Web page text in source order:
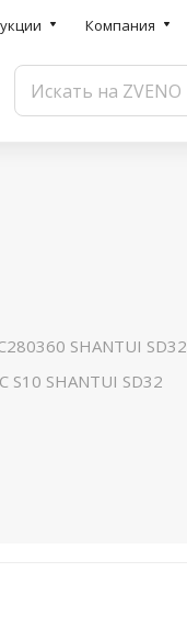
Компания
SHANTUI SD32
S10 SHANTUI SD32